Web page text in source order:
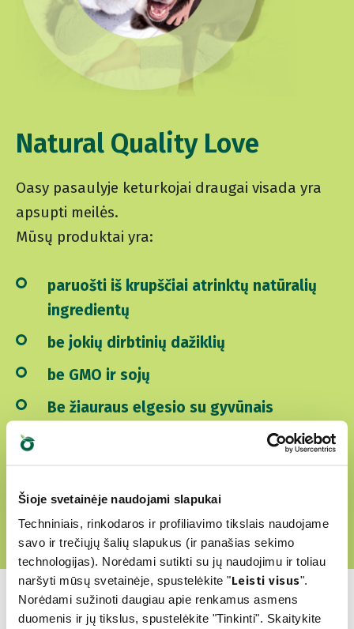
Šioje svetainėje naudojami slapukai
Techniniais, rinkodaros ir profiliavimo tikslais naudojame
savo ir trečiųjų šalių slapukus (ir panašias sekimo
technologijas). Norėdami sutikti su jų naudojimu ir toliau
naršyti mūsų svetainėje, spustelėkite "Leisti visus".
Norėdami sužinoti daugiau apie renkamus asmens
duomenis ir jų tikslus, spustelėkite "Tinkinti". Skaitykite
Natural Quality Love
Oasy pasaulyje keturkojai draugai visada yra
apsupti meilės.
Mūsų produktai yra:
paruošti iš krupščiai atrinktų natūralių
ingredientų
be jokių dirbtinių dažiklių
be GMO ir sojų
Be žiauraus elgesio su gyvūnais